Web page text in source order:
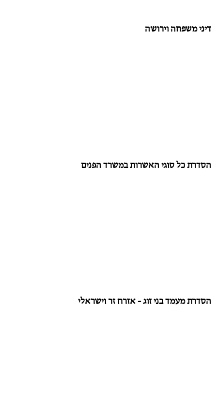
דיני משפחה וירושה
הסדרת כל סוגי האשרות במשרד הפנים
הסדרת מעמד בני זוג - אזרח זר וישראלי